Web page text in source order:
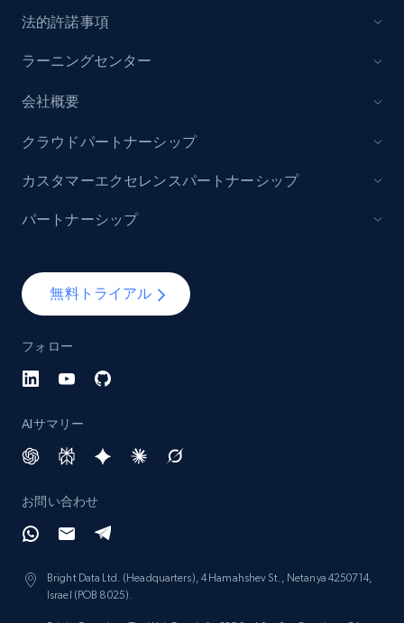
Lazada - Products - Discover products by
URL, Title, Rating, Reviews, Initial price, Final
991+ 165+ 今すぐ始める
brand URL
URL, Title, Rating, Reviews, Initial price, Final
991+
Lowes.com
URL, Domain, Marketplace pn, Sku, Other pn,
more.
991+ 162+ 今すぐ始める
法的許諾事項
ラーニングセンター
会社概要
無料トライアル
フォロー
AIサマリー
お問い合わせ
Bright Data Ltd. (Headquarters), 4 Hamahshev St., Netanya 4250714,
Israel (POB 8025).
クラウドパートナーシップ
カスタマーエクセレンスパートナーシップ
パートナーシップ